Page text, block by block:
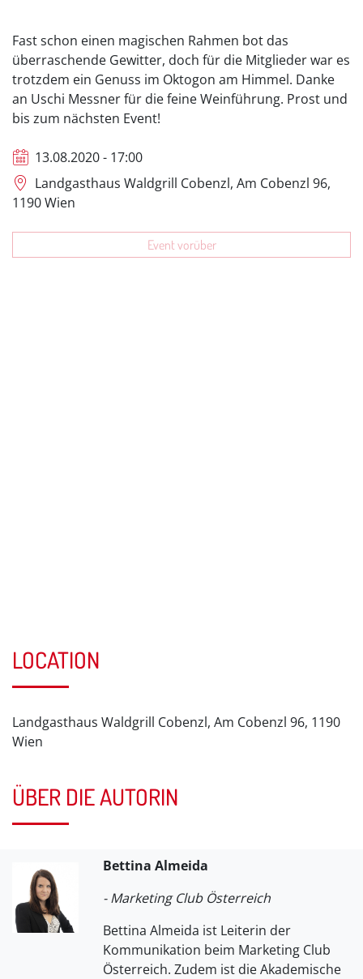
Fast schon einen magischen Rahmen bot das
überraschende Gewitter, doch für die Mitglieder war es
trotzdem ein Genuss im Oktogon am Himmel. Danke
an Uschi Messner für die feine Weinführung. Prost und
bis zum nächsten Event!
13.08.2020 - 17:00
Landgasthaus Waldgrill Cobenzl, Am Cobenzl 96,
1190 Wien
Event vorüber
LOCATION
Landgasthaus Waldgrill Cobenzl, Am Cobenzl 96, 1190
Wien
ÜBER DIE AUTORIN
Bettina Almeida
- Marketing Club Österreich
Bettina Almeida ist Leiterin der
Kommunikation beim Marketing Club
Österreich. Zudem ist die Akademische